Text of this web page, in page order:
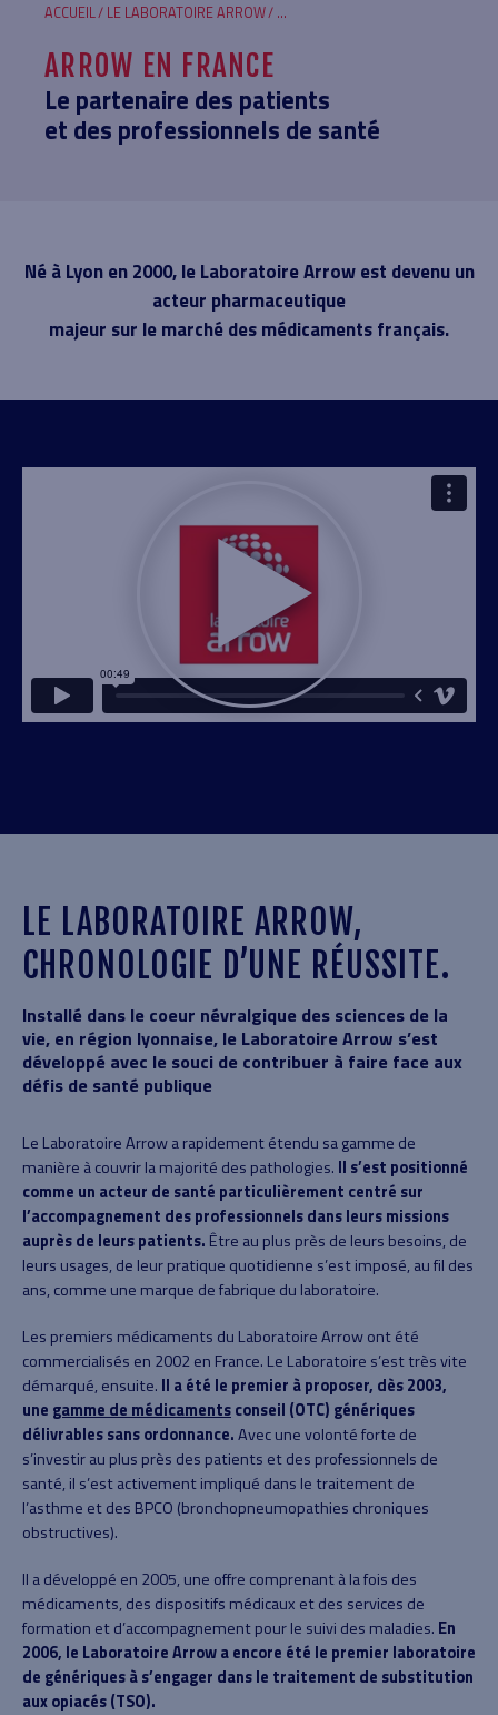
FIL
ACCUEIL LE LABORATOIRE ARROW ...
ARROW EN FRANCE
Le partenaire des patients
et des professionnels de santé
Né à Lyon en 2000, le Laboratoire Arrow est devenu un
acteur pharmaceutique
majeur sur le marché des médicaments français.
LE LABORATOIRE ARROW,
CHRONOLOGIE D’UNE RÉUSSITE.
Installé dans le coeur névralgique des sciences de la
vie, en région lyonnaise, le Laboratoire Arrow s’est
développé avec le souci de contribuer à faire face aux
défis de santé publique
Le Laboratoire Arrow a rapidement étendu sa gamme de
manière à couvrir la majorité des pathologies. Il s’est positionné
comme un acteur de santé particulièrement centré sur
l’accompagnement des professionnels dans leurs missions
auprès de leurs patients. Être au plus près de leurs besoins, de
leurs usages, de leur pratique quotidienne s’est imposé, au fil des
ans, comme une marque de fabrique du laboratoire.
Les premiers médicaments du Laboratoire Arrow ont été
commercialisés en 2002 en France. Le Laboratoire s’est très vite
démarqué, ensuite. Il a été le premier à proposer, dès 2003,
une gamme de médicamentsconseil (OTC) génériques
délivrables sans ordonnance.Avec une volonté forte de
s’investir au plus près des patients et des professionnels de
santé, il s’est activement impliqué dans le traitement de
l’asthme et des BPCO (bronchopneumopathies chroniques
obstructives).
Il a développé en 2005, une offre comprenant à la fois des
médicaments, des dispositifs médicaux et des services de
formation et d’accompagnement pour le suivi des maladies. En
2006, le Laboratoire Arrow a encore été le premier laboratoire
de génériques à s’engager dans le traitement de substitution
aux opiacés (TSO).